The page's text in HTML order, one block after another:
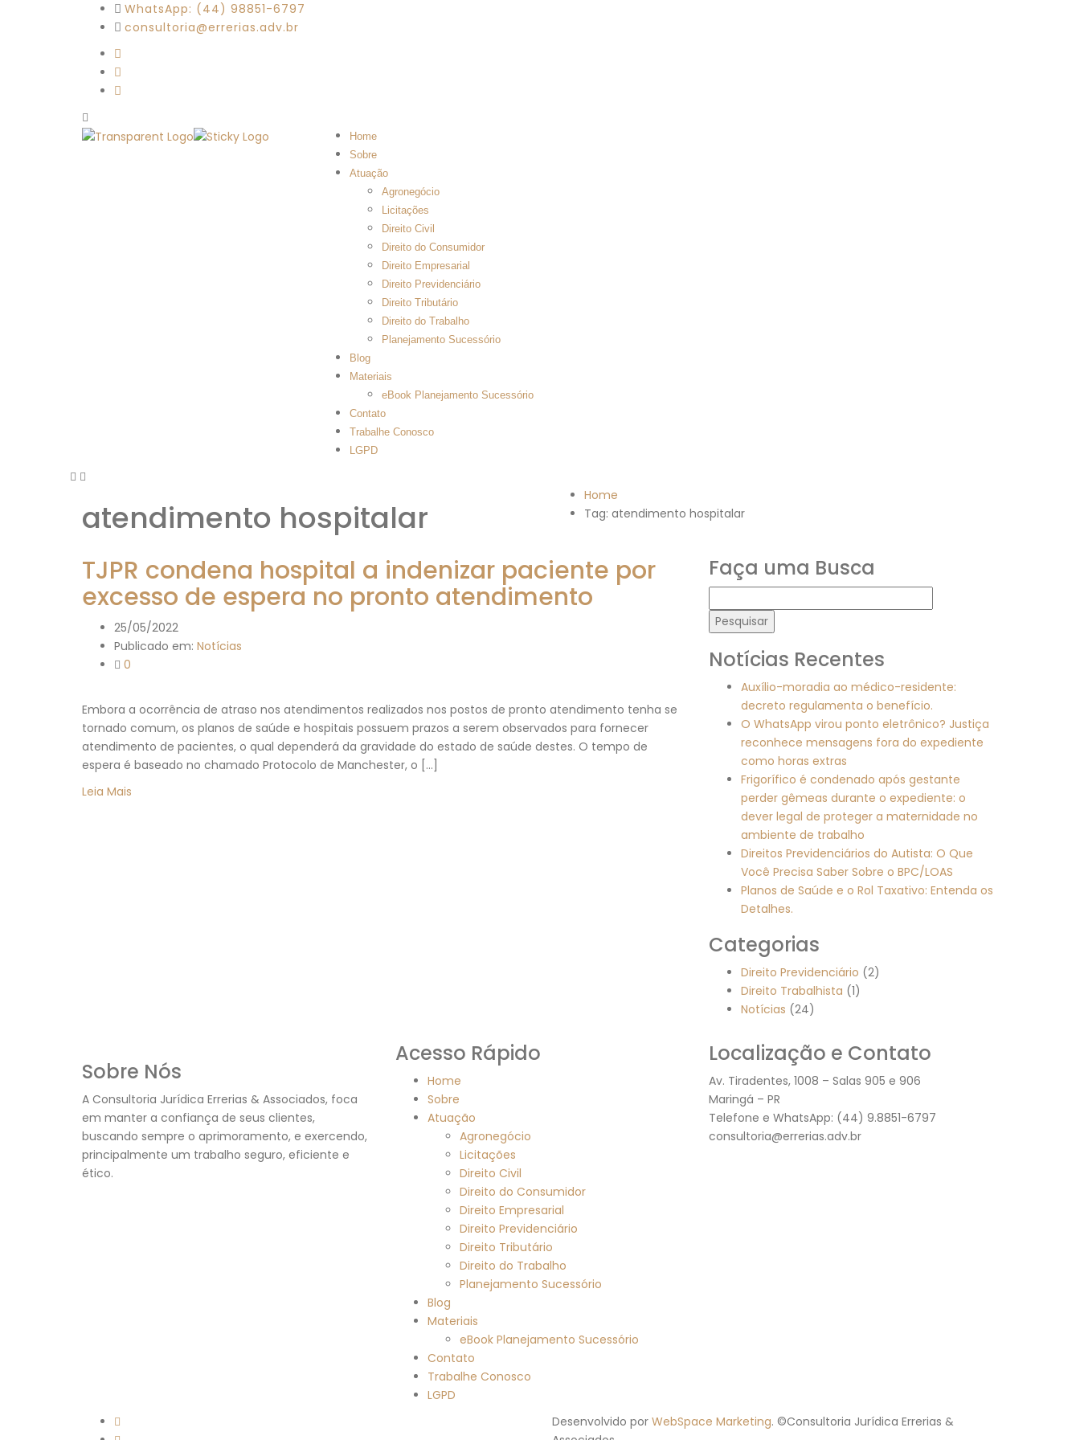
WhatsApp: (44) 98851-6797
consultoria@errerias.adv.br
Home
Sobre
Atuação
Agronegócio
Licitações
Direito Civil
Direito do Consumidor
Direito Empresarial
Direito Previdenciário
Direito Tributário
Direito do Trabalho
Planejamento Sucessório
Blog
Materiais
eBook Planejamento Sucessório
Contato
Trabalhe Conosco
LGPD
atendimento hospitalar
Home
Tag: atendimento hospitalar
TJPR condena hospital a indenizar paciente por
excesso de espera no pronto atendimento
25/05/2022
Publicado em: Notícias
0
Embora a ocorrência de atraso nos atendimentos realizados nos postos de pronto atendimento tenha se
tornado comum, os planos de saúde e hospitais possuem prazos a serem observados para fornecer
atendimento de pacientes, o qual dependerá da gravidade do estado de saúde destes. O tempo de
espera é baseado no chamado Protocolo de Manchester, o […]
Leia Mais
Faça uma Busca
por:
Notícias Recentes
Auxílio-moradia ao médico-residente:
decreto regulamenta o benefício.
O WhatsApp virou ponto eletrônico? Justiça
reconhece mensagens fora do expediente
como horas extras
Frigorífico é condenado após gestante
perder gêmeas durante o expediente: o
dever legal de proteger a maternidade no
ambiente de trabalho
Direitos Previdenciários do Autista: O Que
Você Precisa Saber Sobre o BPC/LOAS
Planos de Saúde e o Rol Taxativo: Entenda os
Detalhes.
Categorias
Direito Previdenciário (2)
Direito Trabalhista (1)
Notícias (24)
Sobre Nós
A Consultoria Jurídica Errerias & Associados, foca
em manter a confiança de seus clientes,
buscando sempre o aprimoramento, e exercendo,
principalmente um trabalho seguro, eficiente e
ético.
Acesso Rápido
Home
Sobre
Atuação
Agronegócio
Licitações
Direito Civil
Direito do Consumidor
Direito Empresarial
Direito Previdenciário
Direito Tributário
Direito do Trabalho
Planejamento Sucessório
Blog
Materiais
eBook Planejamento Sucessório
Contato
Trabalhe Conosco
LGPD
Localização e Contato
Av. Tiradentes, 1008 – Salas 905 e 906
Maringá – PR
Telefone e WhatsApp: (44) 9.8851-6797
consultoria@errerias.adv.br
Desenvolvido por WebSpace Marketing. ©Consultoria Jurídica Errerias &